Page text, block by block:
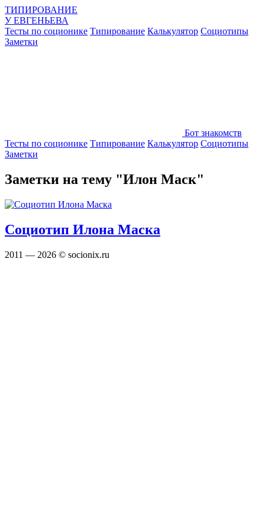
ТИПИРОВАНИЕ
УЕВГЕНЬЕВА
Тесты по соционике Типирование Калькулятор Социотипы
Заметки
Бот знакомств
Тесты по соционике Типирование Калькулятор Социотипы
Заметки
Заметки на тему "Илон Маск"
Социотип Илона Маска
2011 — 2026 © socionix.ru